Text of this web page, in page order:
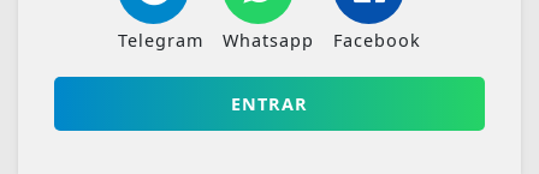
Telegram Whatsapp Facebook
ENTRAR